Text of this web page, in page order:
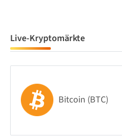
Live-Kryptomärkte
Bitcoin (BTC)